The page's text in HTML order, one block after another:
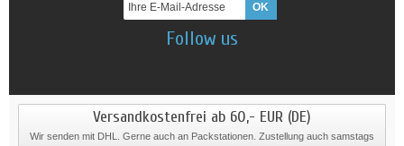
Follow us
Versandkostenfrei ab 60,- EUR (DE)
Wir senden mit DHL. Gerne auch an Packstationen. Zustellung auch samstags